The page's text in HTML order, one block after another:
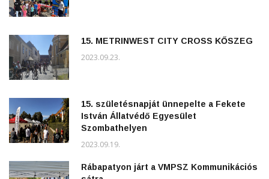
15. METRINWEST CITY CROSS KŐSZEG
2023.09.23.
15. születésnapját ünnepelte a Fekete
István Állatvédő Egyesület
Szombathelyen
2023.09.19.
Rábapatyon járt a VMPSZ Kommunikációs